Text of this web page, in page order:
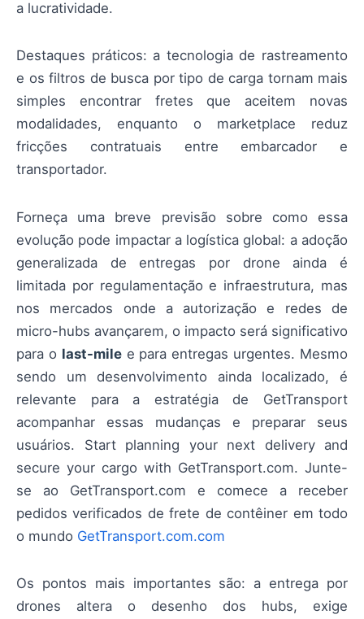
a lucratividade.
Destaques práticos: a tecnologia de rastreamento
e os filtros de busca por tipo de carga tornam mais
simples encontrar fretes que aceitem novas
modalidades, enquanto o marketplace reduz
fricções contratuais entre embarcador e
transportador.
Forneça uma breve previsão sobre como essa
evolução pode impactar a logística global: a adoção
generalizada de entregas por drone ainda é
limitada por regulamentação e infraestrutura, mas
nos mercados onde a autorização e redes de
micro-hubs avançarem, o impacto será significativo
para o last-milee para entregas urgentes. Mesmo
sendo um desenvolvimento ainda localizado, é
relevante para a estratégia de GetTransport
acompanhar essas mudanças e preparar seus
usuários. Start planning your next delivery and
secure your cargo with GetTransport.com. Junte-
se ao GetTransport.com e comece a receber
pedidos verificados de frete de contêiner em todo
o mundo GetTransport.com.com
Os pontos mais importantes são: a entrega por
drones altera o desenho dos hubs, exige